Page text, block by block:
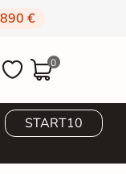
€
 0
START10